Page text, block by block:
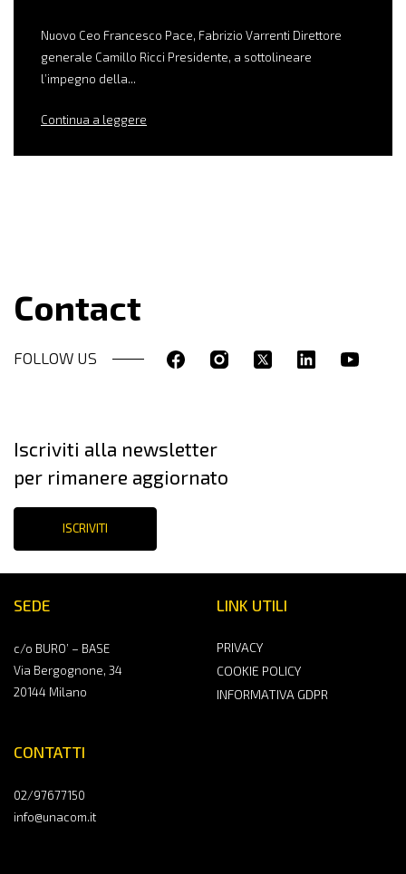
Nuovo Ceo Francesco Pace, Fabrizio Varrenti Direttore
generale Camillo Ricci Presidente, a sottolineare
l’impegno della...
Continua a leggere
Contact
FOLLOW US
SEDE
c/o BURO’ – BASE
Via Bergognone, 34
20144 Milano
CONTATTI
02/97677150
info@unacom.it
LINK UTILI
PRIVACY
COOKIE POLICY
INFORMATIVA GDPR
Iscriviti alla newsletter
per rimanere aggiornato
ISCRIVITI